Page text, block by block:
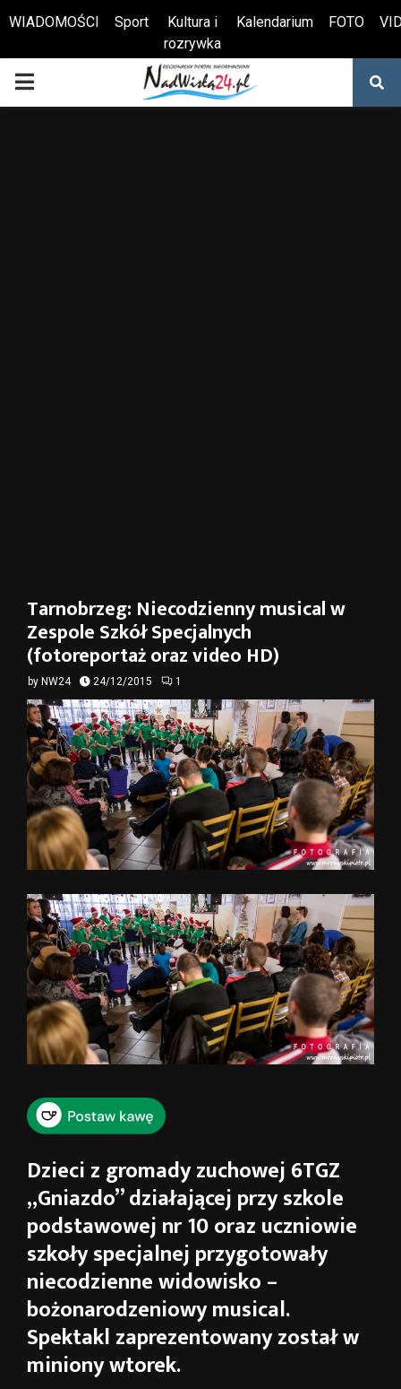
Otwórz pasek narzędzi
WIADOMOŚCI Sport
Kultura i
rozrywka
Kalendarium FOTO
PRIMARY
Tarnobrzeg: Niecodzienny musical w
Zespole Szkół Specjalnych
(fotoreportaż oraz video HD)
by NW24 24/12/2015 1
Dzieci z gromady zuchowej 6TGZ
„Gniazdo” działającej przy szkole
podstawowej nr 10 oraz uczniowie
szkoły specjalnej przygotowały
niecodzienne widowisko –
bożonarodzeniowy musical.
Spektakl zaprezentowany został w
miniony wtorek.